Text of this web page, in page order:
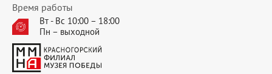
Время работы
Вт - Вс 10:00 – 18:00
Пн – выходной